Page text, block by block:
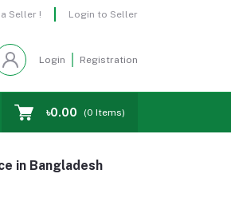
Seller ! Login to Seller
Login Registration
৳0.00 (0 Items)
in Bangladesh